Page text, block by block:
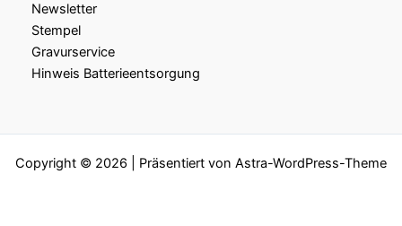
Newsletter
Stempel
Gravurservice
Hinweis Batterieentsorgung
Copyright © 2026 | Präsentiert von Astra-WordPress-Theme